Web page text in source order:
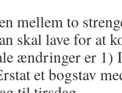
mellem to
skal lave for at
ændringer er 1)
et bogstav